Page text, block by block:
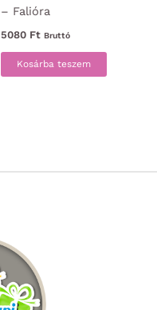
– Falióra
5080 Ft Bruttó
Kosárba teszem